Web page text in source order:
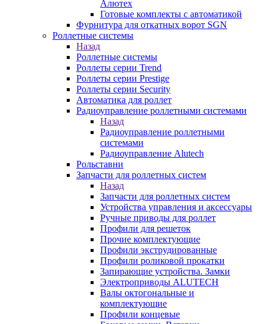
Алютех
Готовые комплекты с автоматикой
Фурнитура для откатных ворот SGN
Роллетные системы
Назад
Роллетные системы
Роллеты серии Trend
Роллеты серии Prestige
Роллеты серии Security
Автоматика для роллет
Радиоуправление роллетными системами
Назад
Радиоуправление роллетными
системами
Радиоуправление Alutech
Рольставни
Запчасти для роллетных систем
Назад
Запчасти для роллетных систем
Устройства управления и аксессуары
Ручные приводы для роллет
Профили для решеток
Прочие комплектующие
Профили экструдированные
Профили роликовой прокатки
Запирающие устройства. Замки
Электроприводы ALUTECH
Валы октогональные и
комплектующие
Профили концевые